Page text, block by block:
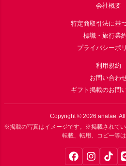
会社概要
特定商取引法に基
標識・旅行業
プライバシーポ
利用規約
お問い合わ
ギフト掲載のお問
Copyright © 2026 anatae.
※掲載の写真はイメージです。※掲載されて
転載、転用、コピー等は
Facebook